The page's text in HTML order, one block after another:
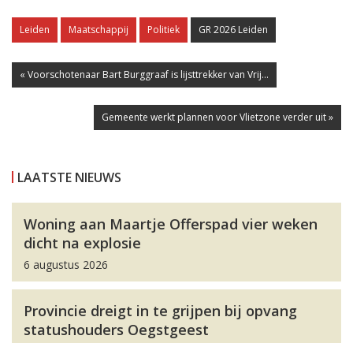
Leiden Maatschappij Politiek GR 2026 Leiden
« Voorschotenaar Bart Burggraaf is lijsttrekker van Vrij...
Gemeente werkt plannen voor Vlietzone verder uit »
LAATSTE NIEUWS
Woning aan Maartje Offerspad vier weken
dicht na explosie
6 augustus 2026
Provincie dreigt in te grijpen bij opvang
statushouders Oegstgeest